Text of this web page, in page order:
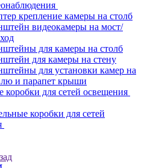
крепление камеры на столб
видеокамеры на мост/
для камеры на столб
для камеры на стену
для установки камер на
и парапет крыши
коробки для сетей освещения
коробки для сетей